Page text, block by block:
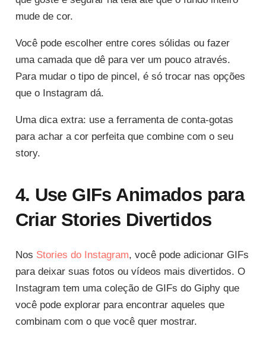
mude de cor.
Você pode escolher entre cores sólidas ou fazer
uma camada que dê para ver um pouco através.
Para mudar o tipo de pincel, é só trocar nas opções
que o Instagram dá.
Uma dica extra: use a ferramenta de conta-gotas
para achar a cor perfeita que combine com o seu
story.
4. Use GIFs Animados para
Criar Stories Divertidos
Nos Stories do Instagram, você pode adicionar GIFs
para deixar suas fotos ou vídeos mais divertidos. O
Instagram tem uma coleção de GIFs do Giphy que
você pode explorar para encontrar aqueles que
combinam com o que você quer mostrar.